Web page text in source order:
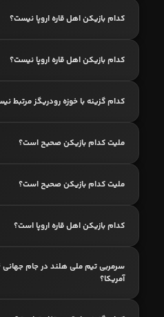
کدام بازیکن اهل قاره اروپا نیست؟
کدام بازیکن اهل قاره اروپا نیست؟
کدام گزینه با خوزه رودریگز مرتبط
ملیت کدام بازیکن صحیح است؟
ملیت کدام بازیکن صحیح است؟
کدام بازیکن اهل قاره اروپا است؟
آمریکا؟